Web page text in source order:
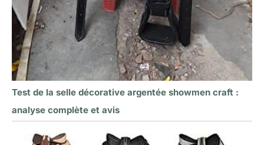
Test de la selle décorative argentée showmen craft :
analyse complète et avis